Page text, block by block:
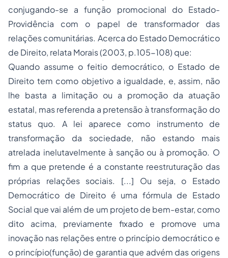
conjugando-se a função promocional do Estado-
Providência com o papel de transformador das
relações comunitárias. Acerca do Estado Democrático
de Direito, relata Morais (2003, p.105-108) que:
Quando assume o feitio democrático, o Estado de
Direito tem como objetivo a igualdade, e, assim, não
lhe basta a limitação ou a promoção da atuação
estatal, mas referenda a pretensão à transformação do
status quo. A lei aparece como instrumento de
transformação da sociedade, não estando mais
atrelada inelutavelmente à sanção ou à promoção. O
fim a que pretende é a constante reestruturação das
próprias relações sociais. [...] Ou seja, o Estado
Democrático de Direito é uma fórmula de Estado
Social que vai além de um projeto de bem-estar, como
dito acima, previamente fixado e promove uma
inovação nas relações entre o princípio democrático e
o princípio(função) de garantia que advém das origens